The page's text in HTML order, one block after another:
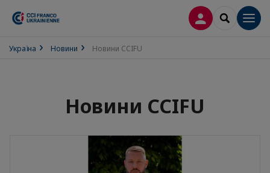
ВХІД SEARCH
Україна Новини Новини CCIFU
Новини CCIFU